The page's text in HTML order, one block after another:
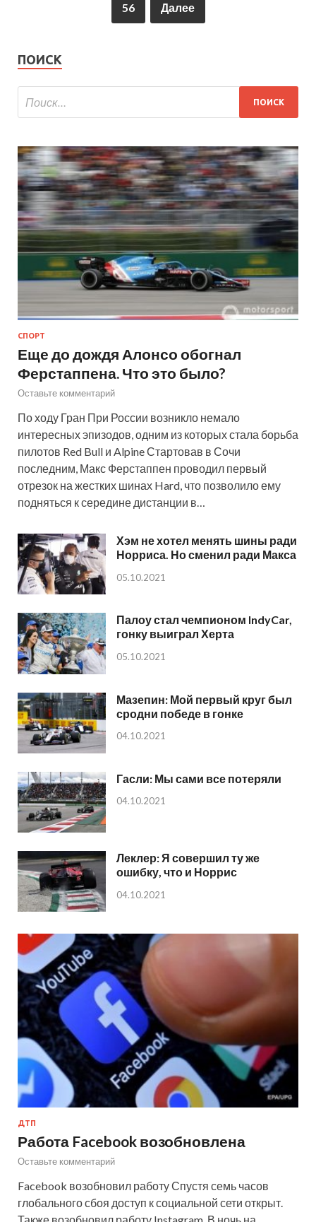
56 Далее
ПОИСК
СПОРТ
Еще до дождя Алонсо обогнал
Ферстаппена. Что это было?
Оставьте комментарий
По ходу Гран При России возникло немало
интересных эпизодов, одним из которых стала борьба
пилотов Red Bull и Alpine Стартовав в Сочи
последним, Макс Ферстаппен проводил первый
отрезок на жестких шинах Hard, что позволило ему
подняться к середине дистанции в…
Хэм не хотел менять шины ради
Норриса. Но сменил ради Макса
05.10.2021
Палоу стал чемпионом IndyCar,
гонку выиграл Херта
05.10.2021
Мазепин: Мой первый круг был
сродни победе в гонке
04.10.2021
Гасли: Мы сами все потеряли
04.10.2021
Леклер: Я совершил ту же
ошибку, что и Норрис
04.10.2021
ДТП
Работа Facebook возобновлена
Оставьте комментарий
Facebook возобновил работу Спустя семь часов
глобального сбоя доступ к социальной сети открыт.